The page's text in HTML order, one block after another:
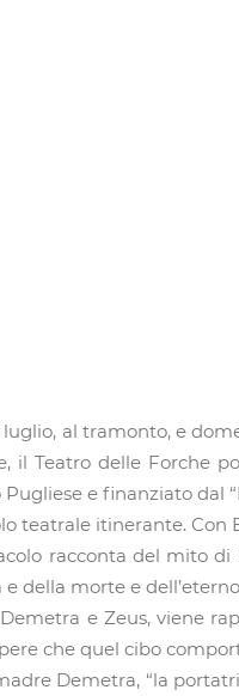
luglio, al tramonto, e
il Teatro delle Forche
Pugliese e finanziato dal
teatrale itinerante. Con
racconta del mito
della morte e
e Zeus, viene
che quel cibo
Demetra, “la